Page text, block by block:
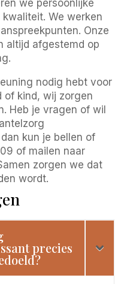
we persoonlijke
We werken
Onze
altijd afgestemd op
nodig hebt voor
of kind, wij zorgen
Heb je vragen of wil
kun je bellen of
of mailen naar
zorgen we dat
wordt.
precies